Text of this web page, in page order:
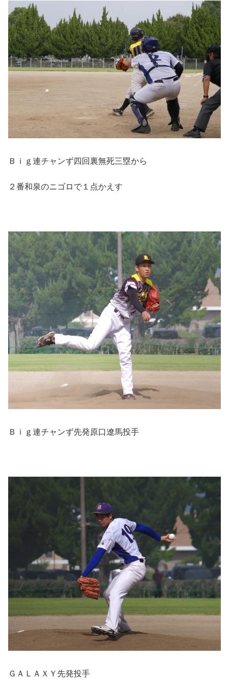
Ｂｉｇ連チャンず四回裏無死三塁から
２番和泉のニゴロで１点かえす
Ｂｉｇ連チャンず先発原口遼馬投手
ＧＡＬＡＸＹ先発投手